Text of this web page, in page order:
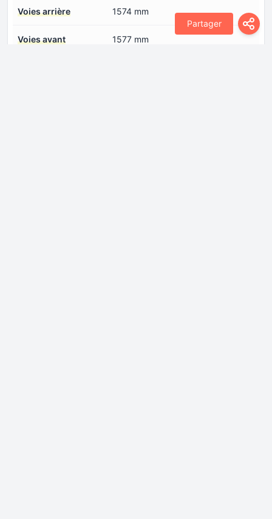
Partager
Voies arrière 1574 mm
Voies avant 1577 mm